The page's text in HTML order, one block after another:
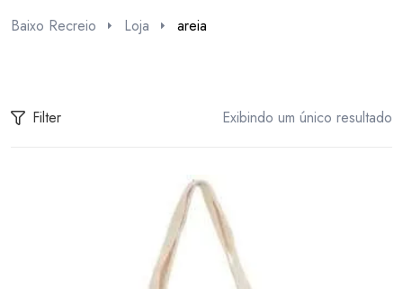
Baixo Recreio Loja areia
Filter Exibindo um único resultado